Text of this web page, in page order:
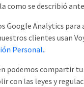
como se describió
Google Analytics para
clientes usan
Personal..
podemos compartir
con las leyes y